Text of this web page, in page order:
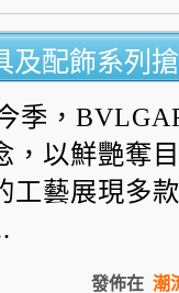
及配飾系列
季，
， 以鮮艷奪
工藝展現多
發佈在 潮